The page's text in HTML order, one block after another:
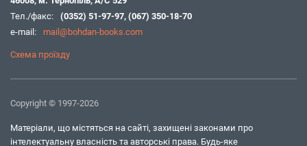
Тел./факс:
(0352) 51-97-97, (067) 350-18-70
e-mail:
mail@bohdan-books.com
Схема проїзду
Copyright © 1997-2026
Матеріали, що містяться на сайті, захищені законами про
інтелектуальну власність та авторські права. Будь-яке